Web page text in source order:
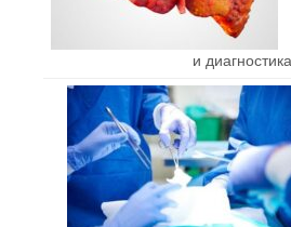
и диагностика